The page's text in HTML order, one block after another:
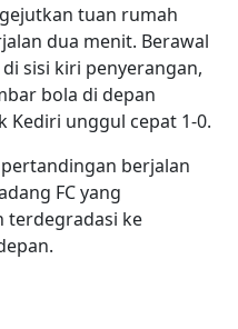
tuan rumah
dua menit. Berawal
sisi kiri penyerangan,
bola di depan
Kediri unggul cepat 1-0.
berjalan
FC yang
terdegradasi ke